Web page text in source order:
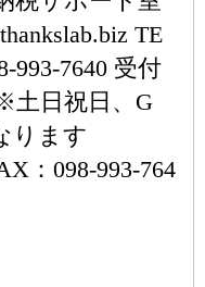
TE
993-7640 受付
土日祝日、G
ります
：098-993-764